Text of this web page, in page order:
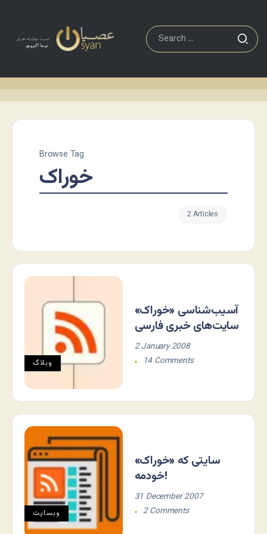
Browse Tag
خوراک
2 Articles
وبلاگ
آسیب‌شناسی «خوراک»
سایت‌های خبری فارسی
2 January 2008
14 Comments
وبسایت
سایتی که «خوراک»
خودمه!
31 December 2007
2 Comments